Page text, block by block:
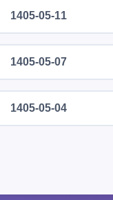
1405-05-11
1405-05-07
1405-05-04